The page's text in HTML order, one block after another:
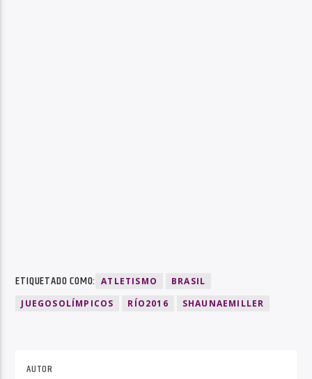
ETIQUETADO COMO: ATLETISMO
BRASIL
JUEGOSOLÍMPICOS
RÍO2016 SHAUNAEMILLER
AUTOR